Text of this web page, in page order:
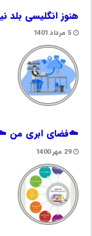
هنوز انگلیسی بلد
5 مرداد 1401
☁️فضای ابری من
29 مهر 1400